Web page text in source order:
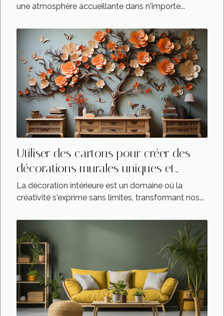
une atmosphère accueillante dans n'importe...
Utiliser des cartons pour créer des
décorations murales uniques et
personnalisées
La décoration intérieure est un domaine où la
créativité s'exprime sans limites, transformant nos...